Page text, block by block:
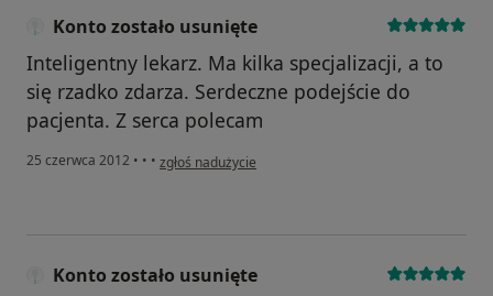
Konto zostało usunięte
Inteligentny lekarz. Ma kilka specjalizacji, a to
się rzadko zdarza. Serdeczne podejście do
pacjenta. Z serca polecam
25 czerwca 2012 • • • w opinii użytkownika Konto zostało usunięte
zgłoś nadużycie
Konto zostało usunięte